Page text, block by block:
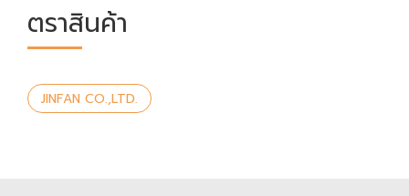
ตราสินค้า
JINFAN CO.,LTD.